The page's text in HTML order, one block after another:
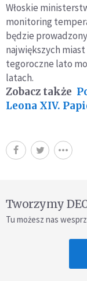
Włoskie
monitoring
będzie
największych
tegoroczne lato
latach.
Zobacz także
Leona XIV.
Tworzymy
Tu możesz nas